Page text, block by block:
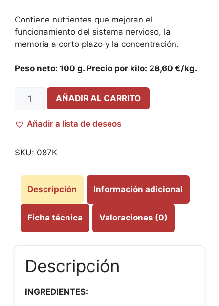
Contiene nutrientes que mejoran el
funcionamiento del sistema nervioso, la
memoria a corto plazo y la concentración.
Peso neto: 100 g. Precio por kilo: 28,60 €/kg.
AÑADIR AL CARRITO
Añadir a lista de deseos
SKU: 087K
Descripción Información adicional
Ficha técnica Valoraciones (0)
Descripción
INGREDIENTES: